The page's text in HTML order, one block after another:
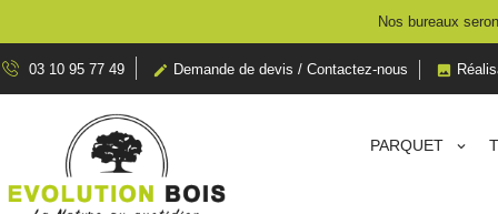
Nos bureaux
03 10 95 77 49  Demande de devis / Contactez-nous 
PARQUET